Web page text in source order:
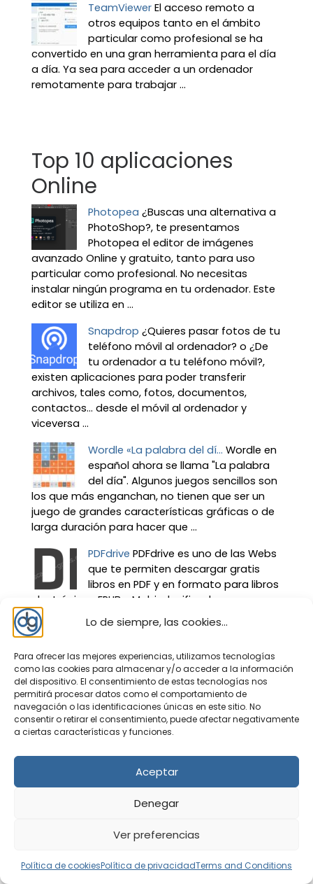
Lo de siempre, las cookies...
Para ofrecer las mejores experiencias, utilizamos tecnologías
como las cookies para almacenar y/o acceder a la información
del dispositivo. El consentimiento de estas tecnologías nos
permitirá procesar datos como el comportamiento de
navegación o las identificaciones únicas en este sitio. No
consentir o retirar el consentimiento, puede afectar negativamente
a ciertas características y funciones.
Aceptar
Denegar
Ver preferencias
Política de cookiesPolítica de privacidadTerms and Conditions
TeamViewer El acceso remoto a
otros equipos tanto en el ámbito
particular como profesional se ha
convertido en una gran herramienta para el día
a día. Ya sea para acceder a un ordenador
remotamente para trabajar ...
Top 10 aplicaciones
Online
Photopea ¿Buscas una alternativa a
PhotoShop?, te presentamos
Photopea el editor de imágenes
avanzado Online y gratuito, tanto para uso
particular como profesional. No necesitas
instalar ningún programa en tu ordenador. Este
editor se utiliza en ...
Snapdrop ¿Quieres pasar fotos de tu
teléfono móvil al ordenador? o ¿De
tu ordenador a tu teléfono móvil?,
existen aplicaciones para poder transferir
archivos, tales como, fotos, documentos,
contactos… desde el móvil al ordenador y
viceversa ...
Wordle «La palabra del dí... Wordle en
español ahora se llama "La palabra
del día". Algunos juegos sencillos son
los que más enganchan, no tienen que ser un
juego de grandes características gráficas o de
larga duración para hacer que ...
PDFdrive PDFdrive es uno de las Webs
que te permiten descargar gratis
libros en PDF y en formato para libros
electrónicos EPUB y Mobi, clasificados por
categorías puedes encontrar libros desde
educación, biografía, arte, negocios, salud ...
Encycolorpedia Esta herramienta
Online permite seleccionar colores
realizando búsquedas por palabras
clave, imágenes, CSS, páginas Web... que nos
dará el resultado para trabajar por rango de
tono y ordenar por luminosidad. Una
¿Te gustan las nubes de
palabras?, pues tienes disponible la
herramienta Online para crearlas
conocimientos previos de diseño gráfico ya que
...